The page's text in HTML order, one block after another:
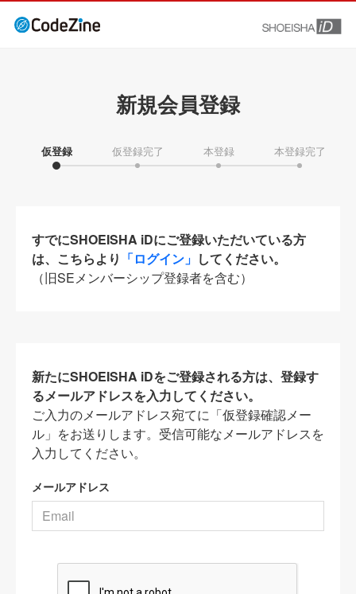
新規会員登録
仮登録 仮登録完了 本登録 本登録完了
すでにSHOEISHA iDにご登録いただいている方
は、こちらより 「ログイン」 してください。
（旧SEメンバーシップ登録者を含む）
新たにSHOEISHA iDをご登録される方は、登録す
るメールアドレスを入力してください。
ご入力のメールアドレス宛てに「仮登録確認メー
ル」をお送りします。受信可能なメールアドレスを
入力してください。
メールアドレス